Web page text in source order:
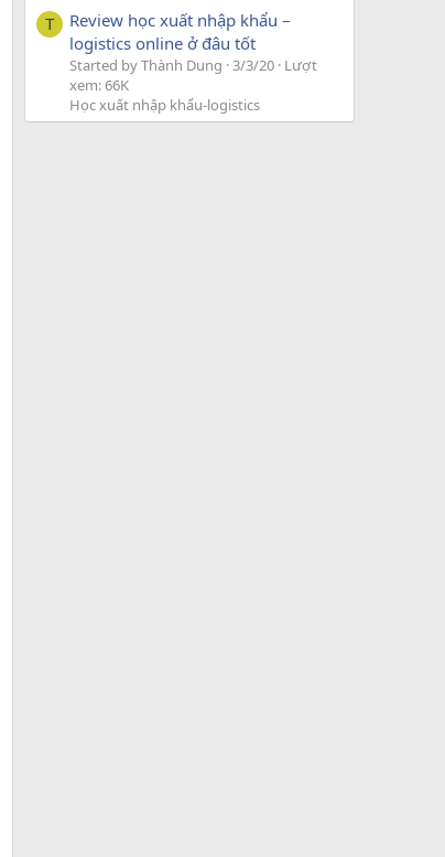
T
Review học xuất nhập khẩu –
logistics online ở đâu tốt
Started by Thành Dung 3/3/20 Lượt
xem: 66K
Học xuất nhập khẩu-logistics